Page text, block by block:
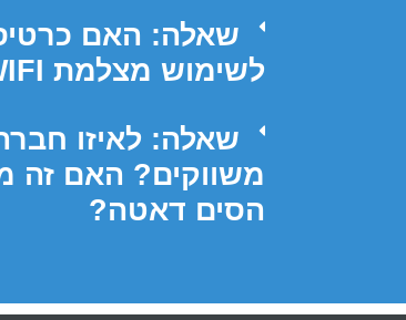
שאלה: האם
לשימוש מצלמת WIFI לרכב(proof)?
שאלה: לאיזו
משווקים? האם זה
הסים דאטה?